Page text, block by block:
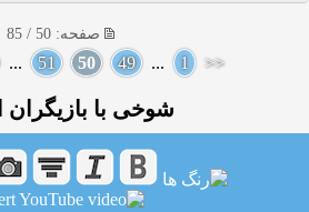
صفحه: 50 / 85
<<
1
...
49
50
51
...
شوخی با بازیگران